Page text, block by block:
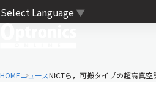
Select Language ▼
HOMEニュースNICTら，可搬タイプの超高真